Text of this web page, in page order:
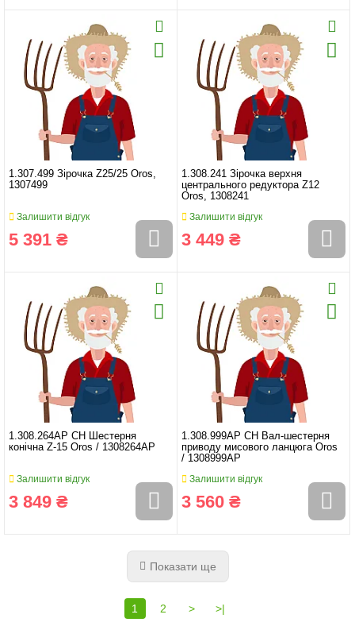
1.307.499 Зірочка Z25/25 Oros,
1307499
Залишити відгук
5 391 ₴
1.308.241 Зірочка верхня
центрального редуктора Z12
Oros, 1308241
Залишити відгук
3 449 ₴
1.308.264AP CH Шестерня
конічна Z-15 Oros / 1308264AP
Залишити відгук
3 849 ₴
1.308.999AP CH Вал-шестерня
приводу мисового ланцюга Oros
/ 1308999AP
Залишити відгук
3 560 ₴
Показати ще
1 2 > >|